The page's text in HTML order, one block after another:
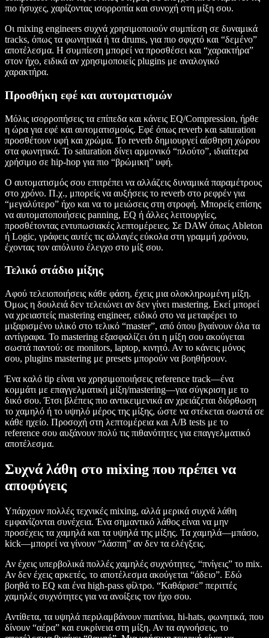
πιο ήσυχες, χαρίζοντας ισορροπία και συνοχή στη μίξη σου.
Οι mixing engineers συχνά χρησιμοποιούν συμπίεση σε δυναμικά
tracks, όπως τα φωνητικά ή τα drums, για πιο σφιχτό και “δεμένο”
αποτέλεσμα. Η συμπίεση μπορεί να προσθέσει και “χαρακτήρα”
στον ήχο, ειδικά αν χρησιμοποιείς plugins με αναλογικό
χαρακτήρα.
Προσθήκη εφέ και αυτοματισμών
Μόλις ισορροπήσεις τα επίπεδα και κάνεις EQ/Compression, ήρθε
η ώρα για εφέ και αυτοματισμούς. Εφέ όπως reverb και saturation
προσθέτουν υφή και χρώμα. Το reverb δημιουργεί αίσθηση χώρου
στα φωνητικά. Το saturation δίνει αρμονικό “πλούτο”, ιδιαίτερα
χρήσιμο σε hip-hop για πιο “βρώμικη” υφή.
Ο αυτοματισμός σου επιτρέπει να αλλάζεις δυναμικά παραμέτρους
στο χρόνο. Π.χ., μπορείς να αυξήσεις το reverb στο ρεφρέν για
“μεγαλύτερο” ήχο και να το μειώσεις στη στροφή. Μπορείς επίσης
να αυτοματοποιήσεις panning, EQ ή άλλες λειτουργίες,
προσθέτοντας εντυπωσιακές λεπτομέρειες. Σε DAW όπως Ableton
ή Logic, γράφεις αυτές τις αλλαγές εύκολα στη γραμμή χρόνου,
έχοντας τον απόλυτο έλεγχο στο μίξ σου.
Τελικό στάδιο μίξης
Αφού τελειοποιήσεις κάθε φάση, έχεις μια ολοκληρωμένη μίξη.
Όμως η δουλειά δεν τελειώνει αν δεν γίνει mastering. Εκεί μπορεί
να χρειαστείς mastering engineer, ειδικό στο να μεταφέρει το
μιξαρισμένο υλικό στο τελικό “master”, από όπου βγαίνουν όλα τα
αντίγραφα. Το mastering εξασφαλίζει ότι η μίξη σου ακούγεται
σωστά παντού: σε monitors, laptop, κινητό. Αν το κάνεις μόνος
σου, plugins mastering με presets μπορούν να βοηθήσουν.
Ένα καλό tip είναι να χρησιμοποιήσεις reference track—ένα
κομμάτι με επαγγελματική μίξη/mastering—για σύγκριση με το
δικό σου. Έτσι βλέπεις πιο αντικειμενικά αν χρειάζεται διόρθωση
το χαμηλό ή το υψηλό μέρος της μίξης, ώστε να στέκεται σωστά σε
κάθε ηχείο. Προσοχή στη λεπτομέρεια και A/B tests με το
reference σου αυξάνουν πολύ τις πιθανότητες για επαγγελματικό
αποτέλεσμα.
Συχνά λάθη στο mixing που πρέπει να
αποφύγεις
Υπάρχουν πολλές τεχνικές mixing, αλλά μερικά συχνά λάθη
εμφανίζονται συνέχεια. Ένα σημαντικό λάθος είναι να μην
προσέχεις τα χαμηλά και τα υψηλά της μίξης. Τα χαμηλά—μπάσο,
kick—μπορεί να γίνουν “λάσπη” αν δεν τα ελέγξεις.
Αν έχεις υπερβολικά πολλές χαμηλές συχνότητες, “πνίγεις” το mix.
Αν δεν έχεις αρκετές, το αποτέλεσμα ακούγεται “άδειο”. Εδώ
βοηθά το EQ και ένα high-pass φίλτρο. “Καθάρισε” περιττές
χαμηλές συχνότητες για να ανοίξεις τον ήχο σου.
Αντίθετα, τα υψηλά περιλαμβάνουν πιατίνια, hi-hats, φωνητικά, που
δίνουν “αέρα” και ευκρίνεια στη μίξη. Αν τα αγνοήσεις, το